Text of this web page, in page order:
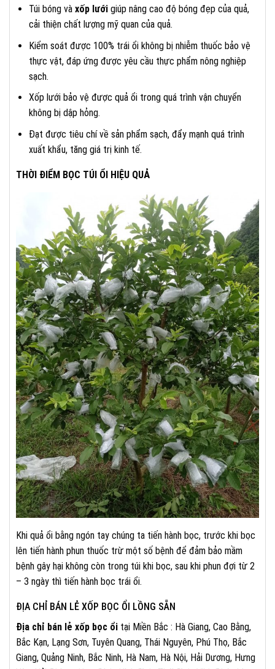
Túi bóng và xốp lướigiúp nâng cao độ bóng đẹp của quả,
cải thiện chất lượng mỹ quan của quả.
Kiểm soát được 100% trái ổi không bị nhiễm thuốc bảo vệ
thực vật, đáp ứng được yêu cầu thực phẩm nông nghiệp
sạch.
Xốp lưới bảo vệ được quả ổi trong quá trình vận chuyển
không bị dập hỏng.
Đạt được tiêu chí về sản phẩm sạch, đẩy mạnh quá trình
xuất khẩu, tăng giá trị kinh tế.
THỜI ĐIỂM BỌC TÚI ỔI HIỆU QUẢ
Khi quả ổi bằng ngón tay chúng ta tiến hành bọc, trước khi bọc
lên tiến hành phun thuốc trừ một số bệnh để đảm bảo mầm
bệnh gây hại không còn trong túi khi bọc, sau khi phun đợi từ 2
– 3 ngày thì tiến hành bọc trái ổi.
ĐỊA CHỈ BÁN LẺ XỐP BỌC ỔI LỒNG SẴN
Địa chỉ bán lẻ xốp bọc ổi tại Miền Bắc : Hà Giang, Cao Bằng,
Bắc Kạn, Lạng Sơn, Tuyên Quang, Thái Nguyên, Phú Thọ, Bắc
Giang, Quảng Ninh, Bắc Ninh, Hà Nam, Hà Nội, Hải Dương, Hưng